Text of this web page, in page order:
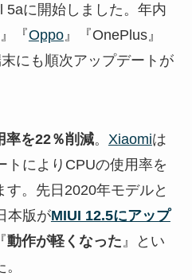
5aに開始しました。年内
『Oppo』『OnePlus』
にも順次アップデートが
率を22％削減。 Xiaomiは
トによりCPUの使用率を
す。先日2020年モデルと
本版がMIUI 12.5にアップ
動作が軽くなった』とい